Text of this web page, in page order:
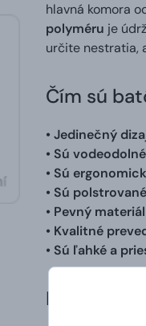
hlavná komora
polyméru je
určite nestratia,
Čím sú
• Jedinečný
• Sú vodeodolné
• Sú
• Sú
• Pevný
• Kvalitné
• Sú ľahké a
Dúha